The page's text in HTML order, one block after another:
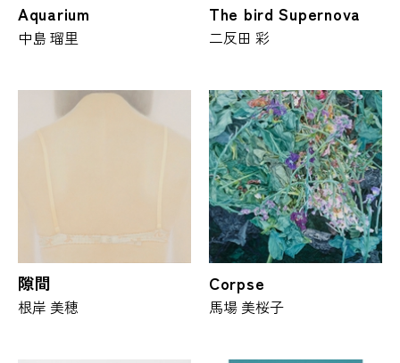
Aquarium
中島 瑠里
The bird Supernova
二反田 彩
隙間
根岸 美穂
Corpse
馬場 美桜子